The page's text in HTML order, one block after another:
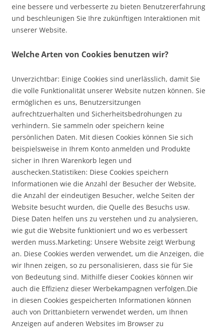
eine bessere und verbesserte zu bieten Benutzererfahrung
und beschleunigen Sie Ihre zukünftigen Interaktionen mit
unserer Website.
Welche Arten von Cookies benutzen wir?
Unverzichtbar: Einige Cookies sind unerlässlich, damit Sie
die volle Funktionalität unserer Website nutzen können. Sie
ermöglichen es uns, Benutzersitzungen
aufrechtzuerhalten und Sicherheitsbedrohungen zu
verhindern. Sie sammeln oder speichern keine
persönlichen Daten. Mit diesen Cookies können Sie sich
beispielsweise in Ihrem Konto anmelden und Produkte
sicher in Ihren Warenkorb legen und
auschecken.Statistiken: Diese Cookies speichern
Informationen wie die Anzahl der Besucher der Website,
die Anzahl der eindeutigen Besucher, welche Seiten der
Website besucht wurden, die Quelle des Besuchs usw.
Diese Daten helfen uns zu verstehen und zu analysieren,
wie gut die Website funktioniert und wo es verbessert
werden muss.Marketing: Unsere Website zeigt Werbung
an. Diese Cookies werden verwendet, um die Anzeigen, die
wir Ihnen zeigen, so zu personalisieren, dass sie für Sie
von Bedeutung sind. Mithilfe dieser Cookies können wir
auch die Effizienz dieser Werbekampagnen verfolgen.Die
in diesen Cookies gespeicherten Informationen können
auch von Drittanbietern verwendet werden, um Ihnen
Anzeigen auf anderen Websites im Browser zu